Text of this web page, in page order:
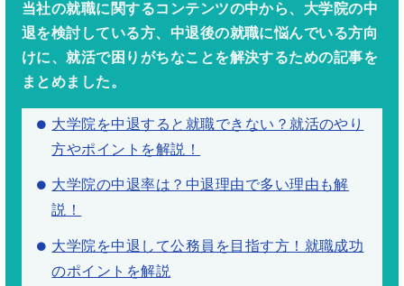
当社の就職に関するコンテンツの中から、大学院の中
退を検討している方、中退後の就職に悩んでいる方向
けに、就活で困りがちなことを解決するための記事を
まとめました。
大学院を中退すると就職できない？就活のやり
方やポイントを解説！
大学院の中退率は？中退理由で多い理由も解
説！
大学院を中退して公務員を目指す方！就職成功
のポイントを解説